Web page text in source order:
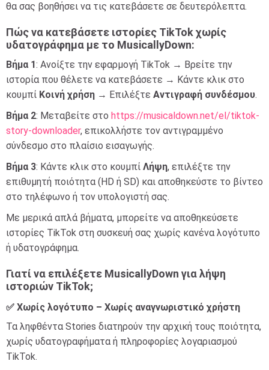
θα σας βοηθήσει να τις κατεβάσετε σε δευτερόλεπτα.
Πώς να κατεβάσετε ιστορίες TikTok χωρίς
υδατογράφημα με το MusicallyDown:
Βήμα 1: Ανοίξτε την εφαρμογή TikTok → Βρείτε την
ιστορία που θέλετε να κατεβάσετε → Κάντε κλικ στο
κουμπί Κοινή χρήση → Επιλέξτε Αντιγραφή συνδέσμου.
Βήμα 2: Μεταβείτε στο https://musicaldown.net/el/tiktok-
story-downloader, επικολλήστε τον αντιγραμμένο
σύνδεσμο στο πλαίσιο εισαγωγής.
Βήμα 3: Κάντε κλικ στο κουμπί Λήψη, επιλέξτε την
επιθυμητή ποιότητα (HD ή SD) και αποθηκεύστε το βίντεο
στο τηλέφωνο ή τον υπολογιστή σας.
Με μερικά απλά βήματα, μπορείτε να αποθηκεύσετε
ιστορίες TikTok στη συσκευή σας χωρίς κανένα λογότυπο
ή υδατογράφημα.
Γιατί να επιλέξετε MusicallyDown για λήψη
ιστοριών TikTok;
✅ Χωρίς λογότυπο – Χωρίς αναγνωριστικό χρήστη
Τα ληφθέντα Stories διατηρούν την αρχική τους ποιότητα,
χωρίς υδατογραφήματα ή πληροφορίες λογαριασμού
TikTok.